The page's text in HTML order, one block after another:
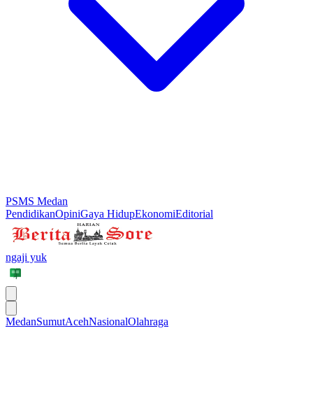
PSMS Medan
PendidikanOpiniGaya HidupEkonomiEditorial
ngaji yuk
MedanSumutAcehNasionalOlahraga